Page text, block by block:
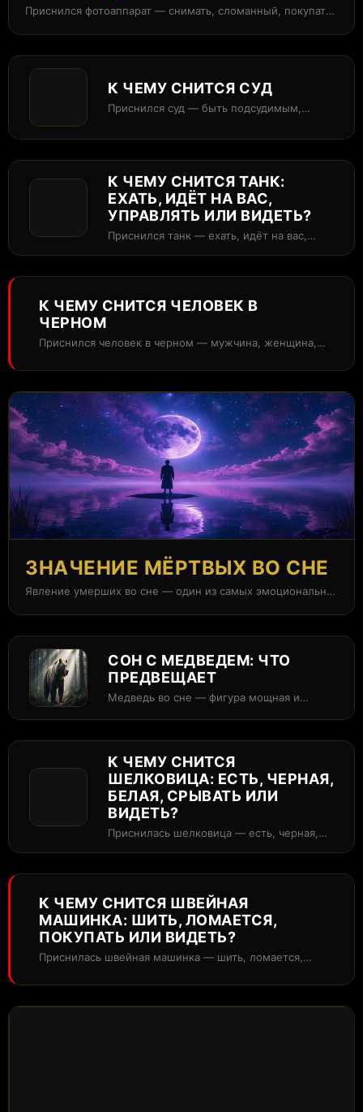
Приснился фотоаппарат — снимать, сломанный, покупать
К ЧЕМУ СНИТСЯ СУД
Приснился суд — быть подсудимым,
имущества? В...
К ЧЕМУ СНИТСЯ ТАНК:
ЕХАТЬ, ИДЁТ НА ВАС,
УПРАВЛЯТЬ ИЛИ ВИДЕТЬ?
Приснился танк — ехать, идёт на вас,
К ЧЕМУ СНИТСЯ ЧЕЛОВЕК В
ЧЕРНОМ
Приснился человек в черном — мужчина, женщина, в
ЗНАЧЕНИЕ МЁРТВЫХ ВО СНЕ
Явление умерших во сне — один из самых эмоционально
СОН С МЕДВЕДЕМ: ЧТО
ПРЕДВЕЩАЕТ
Медведь во сне — фигура мощная и
К ЧЕМУ СНИТСЯ
ШЕЛКОВИЦА: ЕСТЬ, ЧЕРНАЯ,
БЕЛАЯ, СРЫВАТЬ ИЛИ
ВИДЕТЬ?
Приснилась шелковица — есть, черная,
К ЧЕМУ СНИТСЯ ШВЕЙНАЯ
МАШИНКА: ШИТЬ, ЛОМАЕТСЯ,
ПОКУПАТЬ ИЛИ ВИДЕТЬ?
Приснилась швейная машинка — шить, ломается,